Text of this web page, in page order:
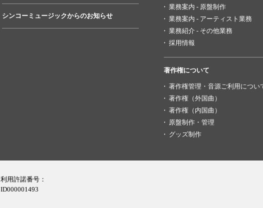
シンコーミュージックからのお知らせ
業務案内 - 原盤制作
業務案内 - アーティスト業務
業務紹介 - その他業務
採用情報
著作権について
著作権管理・音源ご利用につい
著作権（外国曲）
著作権（内国曲）
原盤制作・管理
グッズ制作
利用許諾番号：
ID000001493